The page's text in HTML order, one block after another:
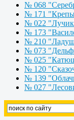
№ 068
№ 171
№ 022
№ 173
№ 210
№ 073
№ 025
№ 120
№ 139
№ 027